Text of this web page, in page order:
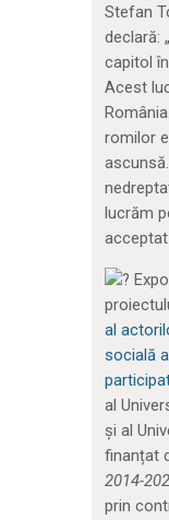
Stefan
declară:
capitol
Acest
romilor
lucrăm
acceptat
al
socială
al
și al
finanțat
2014-
prin